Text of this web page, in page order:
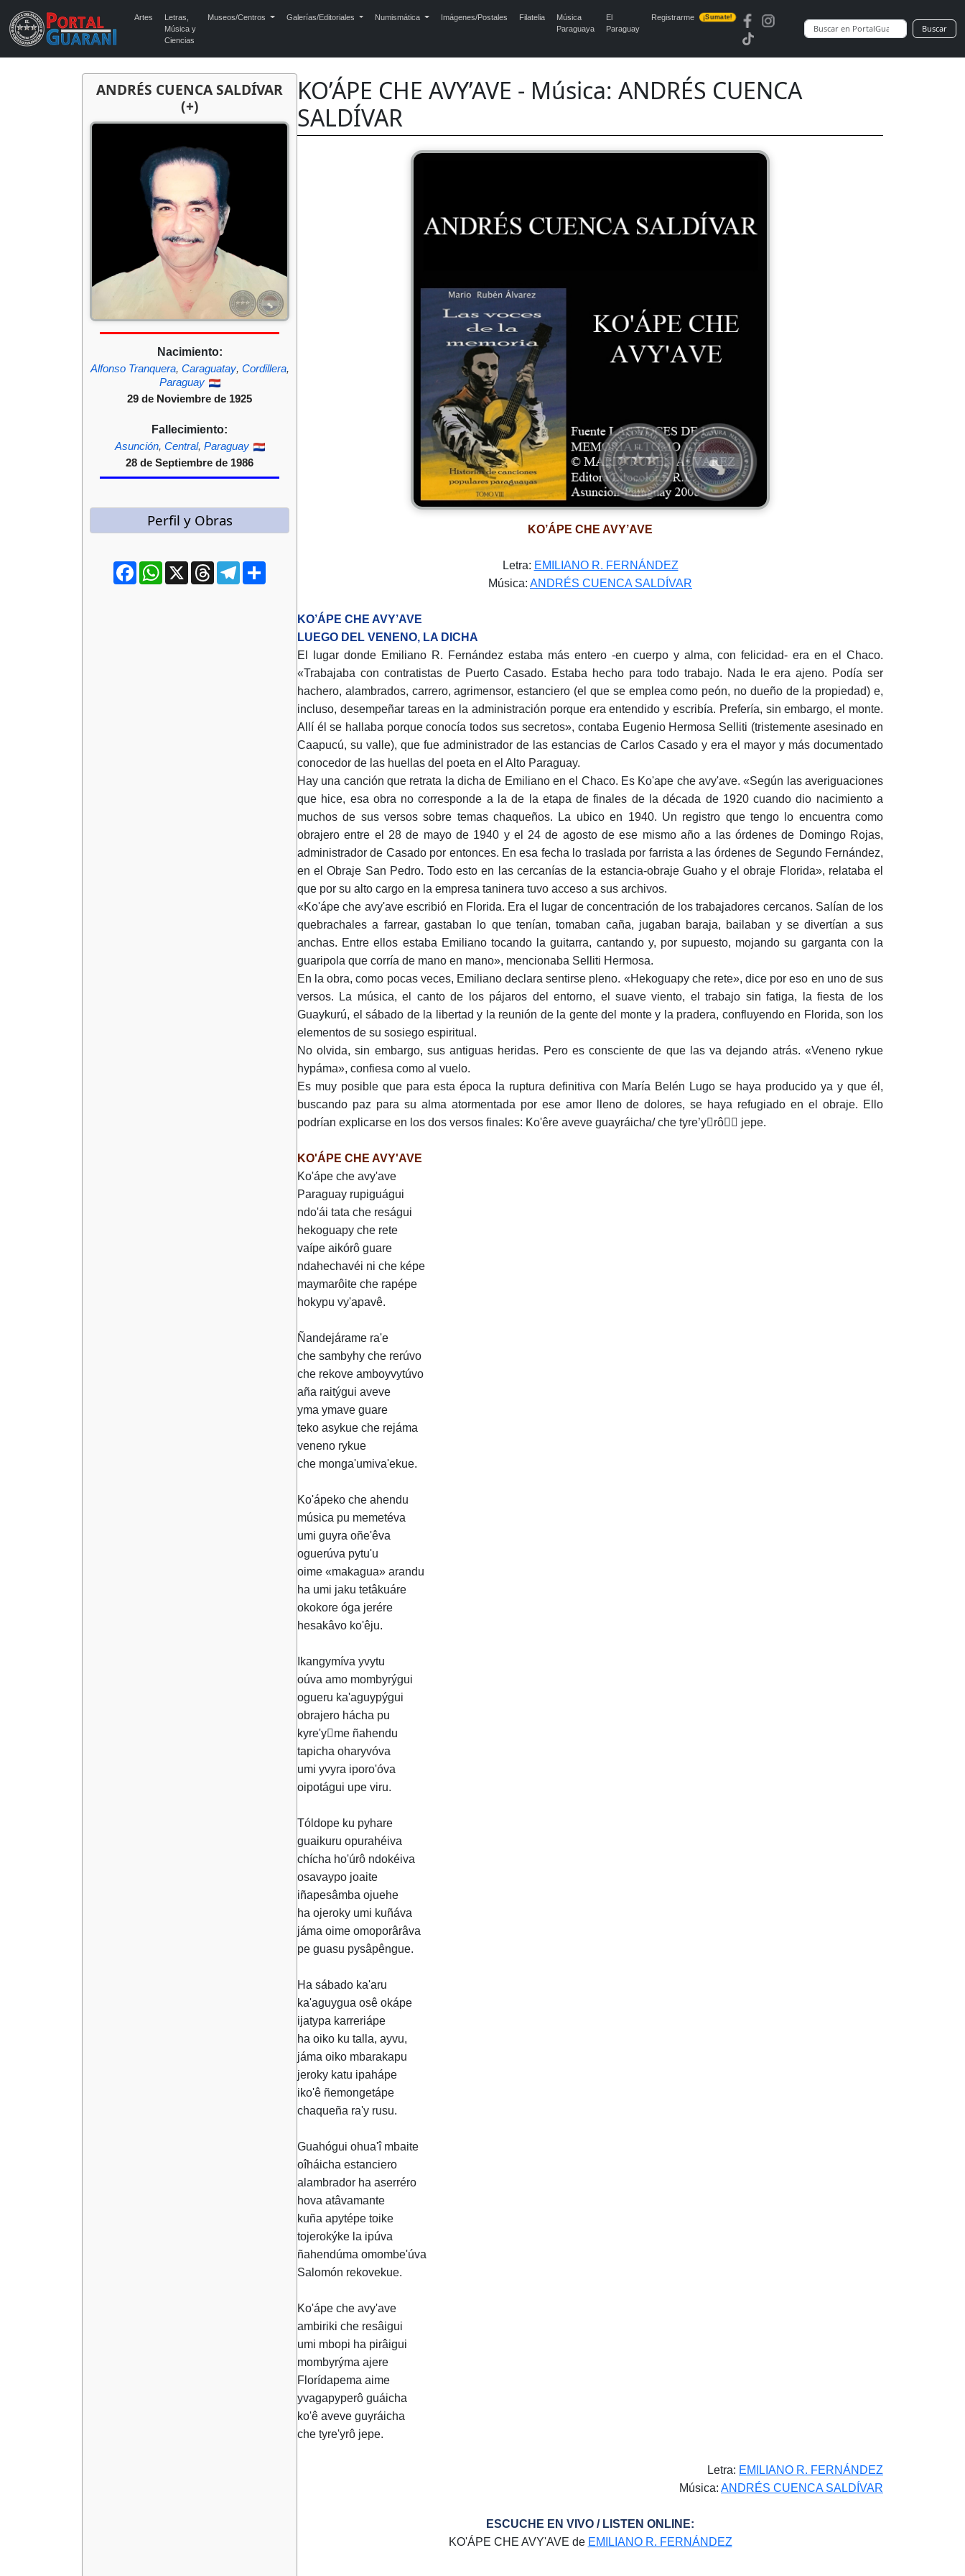
Artes
Letras,
Música y
Ciencias
Museos/Centros Galerías/Editoriales Numismática Imágenes/Postales Filatelia
Música
Paraguaya
El
Paraguay
Registrarme ¡Sumate!
Buscar
ANDRÉS CUENCA SALDÍVAR
(+)
Nacimiento:
Alfonso Tranquera, Caraguatay, Cordillera,
Paraguay
29 de Noviembre de 1925
Fallecimiento:
Asunción, Central, Paraguay
28 de Septiembre de 1986
Perfil y Obras
FacebookWhatsApp
X ThreadsTelegram
KO’ÁPE CHE AVY’AVE - Música: ANDRÉS CUENCA
SALDÍVAR
KO’ÁPE CHE AVY’AVE
Letra: EMILIANO R. FERNÁNDEZ
Música: ANDRÉS CUENCA SALDÍVAR
KO’ÁPE CHE AVY’AVE
LUEGO DEL VENENO, LA DICHA
El lugar donde Emiliano R. Fernández estaba más entero -en cuerpo y alma, con felicidad- era en el Chaco.
«Trabajaba con contratistas de Puerto Casado. Estaba hecho para todo trabajo. Nada le era ajeno. Podía ser
hachero, alambrados, carrero, agrimensor, estanciero (el que se emplea como peón, no dueño de la propiedad) e,
incluso, desempeñar tareas en la administración porque era entendido y escribía. Prefería, sin embargo, el monte.
Allí él se hallaba porque conocía todos sus secretos», contaba Eugenio Hermosa Selliti (tristemente asesinado en
Caapucú, su valle), que fue administrador de las estancias de Carlos Casado y era el mayor y más documentado
conocedor de las huellas del poeta en el Alto Paraguay.
Hay una canción que retrata la dicha de Emiliano en el Chaco. Es Ko'ape che avy'ave. «Según las averiguaciones
que hice, esa obra no corresponde a la de la etapa de finales de la década de 1920 cuando dio nacimiento a
muchos de sus versos sobre temas chaqueños. La ubico en 1940. Un registro que tengo lo encuentra como
obrajero entre el 28 de mayo de 1940 y el 24 de agosto de ese mismo año a las órdenes de Domingo Rojas,
administrador de Casado por entonces. En esa fecha lo traslada por farrista a las órdenes de Segundo Fernández,
en el Obraje San Pedro. Todo esto en las cercanías de la estancia-obraje Guaho y el obraje Florida», relataba el
que por su alto cargo en la empresa taninera tuvo acceso a sus archivos.
«Ko'ápe che avy'ave escribió en Florida. Era el lugar de concentración de los trabajadores cercanos. Salían de los
quebrachales a farrear, gastaban lo que tenían, tomaban caña, jugaban baraja, bailaban y se divertían a sus
anchas. Entre ellos estaba Emiliano tocando la guitarra, cantando y, por supuesto, mojando su garganta con la
guaripola que corría de mano en mano», mencionaba Selliti Hermosa.
En la obra, como pocas veces, Emiliano declara sentirse pleno. «Hekoguapy che rete», dice por eso en uno de sus
versos. La música, el canto de los pájaros del entorno, el suave viento, el trabajo sin fatiga, la fiesta de los
Guaykurú, el sábado de la libertad y la reunión de la gente del monte y la pradera, confluyendo en Florida, son los
elementos de su sosiego espiritual.
No olvida, sin embargo, sus antiguas heridas. Pero es consciente de que las va dejando atrás. «Veneno rykue
hypáma», confiesa como al vuelo.
Es muy posible que para esta época la ruptura definitiva con María Belén Lugo se haya producido ya y que él,
buscando paz para su alma atormentada por ese amor lleno de dolores, se haya refugiado en el obraje. Ello
podrían explicarse en los dos versos finales: Ko'êre aveve guayráicha/ che tyre’yrô jepe.
KO'ÁPE CHE AVY'AVE
Ko'ápe che avy'ave
Paraguay rupiguágui
ndo'ái tata che reságui
hekoguapy che rete
vaípe aikórô guare
ndahechavéi ni che képe
maymarôite che rapépe
hokypu vy'apavê.
Ñandejárame ra'e
che sambyhy che rerúvo
che rekove amboyvytúvo
aña raitýgui aveve
yma ymave guare
teko asykue che rejáma
veneno rykue
che monga'umiva'ekue.
Ko'ápeko che ahendu
música pu memetéva
umi guyra oñe'êva
oguerúva pytu'u
oime «makagua» arandu
ha umi jaku tetâkuáre
okokore óga jerére
hesakâvo ko'êju.
Ikangymíva yvytu
oúva amo mombyrýgui
ogueru ka'aguypýgui
obrajero hácha pu
kyre'yme ñahendu
tapicha oharyvóva
umi yvyra iporo'óva
oipotágui upe viru.
Tóldope ku pyhare
guaikuru opurahéiva
chícha ho'úrô ndokéiva
osavaypo joaite
iñapesâmba ojuehe
ha ojeroky umi kuñáva
jáma oime omoporârâva
pe guasu pysâpêngue.
Ha sábado ka'aru
ka'aguygua osê okápe
ijatypa karreriápe
ha oiko ku talla, ayvu,
jáma oiko mbarakapu
jeroky katu ipahápe
iko'ê ñemongetápe
chaqueña ra'y rusu.
Guahógui ohua'î mbaite
oîháicha estanciero
alambrador ha aserréro
hova atâvamante
kuña apytépe toike
tojerokýke la ipúva
ñahendúma omombe'úva
Salomón rekovekue.
Ko'ápe che avy'ave
ambiriki che resâigui
umi mbopi ha pirâigui
mombyrýma ajere
Florídapema aime
yvagapyperô guáicha
ko'ê aveve guyráicha
che tyre'yrô jepe.
Letra: EMILIANO R. FERNÁNDEZ
Música: ANDRÉS CUENCA SALDÍVAR
ESCUCHE EN VIVO / LISTEN ONLINE:
KO'ÁPE CHE AVY'AVE de EMILIANO R. FERNÁNDEZ